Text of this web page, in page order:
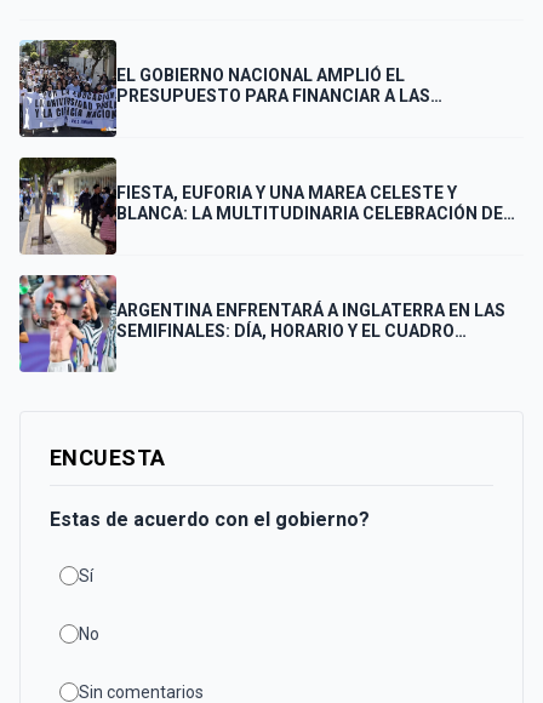
EL GOBIERNO NACIONAL AMPLIÓ EL
PRESUPUESTO PARA FINANCIAR A LAS
FIESTA, EUFORIA Y UNA MAREA CELESTE Y
BLANCA: LA MULTITUDINARIA CELEBRACIÓN DE
ARGENTINA ENFRENTARÁ A INGLATERRA EN LAS
SEMIFINALES: DÍA, HORARIO Y EL CUADRO
ENCUESTA
Estas de acuerdo con el gobierno?
Sí
No
Sin comentarios